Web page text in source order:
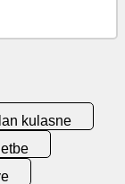
kulasne